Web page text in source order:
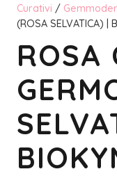
Curativi /
(ROSA SELVATICA) |
ROSA